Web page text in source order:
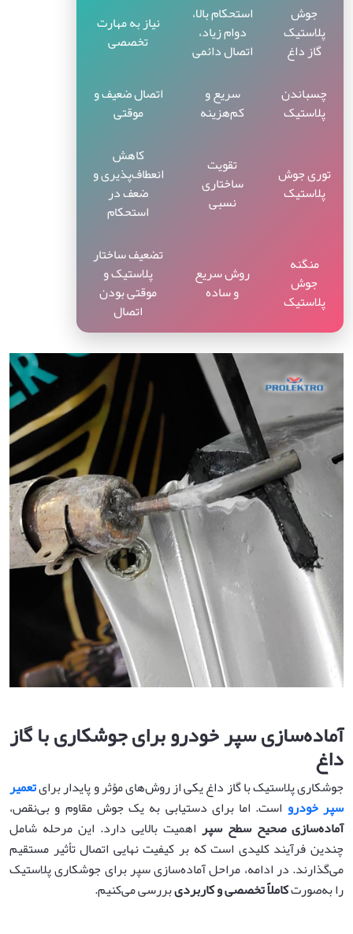
جوش
پلاستیک
گاز داغ
استحکام بالا،
دوام زیاد،
اتصال دائمی
نیاز به مهارت
تخصصی
چسباندن
پلاستیک
سریع و
کم‌هزینه
اتصال ضعیف و
موقتی
توری جوش
پلاستیک
تقویت
ساختاری
نسبی
کاهش
انعطاف‌پذیری و
ضعف در
استحکام
منگنه
جوش
پلاستیک
روش سریع
و ساده
تضعیف ساختار
پلاستیک و
موقتی بودن
اتصال
آماده‌سازی سپر خودرو برای جوشکاری با گاز
داغ
جوشکاری پلاستیک با گاز داغ یکی از روش‌های مؤثر و پایدار برایتعمیر
سپر خودرو است. اما برای دستیابی به یک جوش مقاوم و بی‌نقص،
آماده‌سازی صحیح سطح سپر اهمیت بالایی دارد. این مرحله شامل
چندین فرآیند کلیدی است که بر کیفیت نهایی اتصال تأثیر مستقیم
می‌گذارند. در ادامه، مراحل آماده‌سازی سپر برای جوشکاری پلاستیک
را به‌صورتکاملاً تخصصی و کاربردیبررسی می‌کنیم.